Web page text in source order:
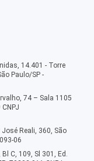
14.401 - Torre
Paulo/SP -
74 – Sala 1105
Reali, 360, São
06
C, 109, Sl 301, Ed.